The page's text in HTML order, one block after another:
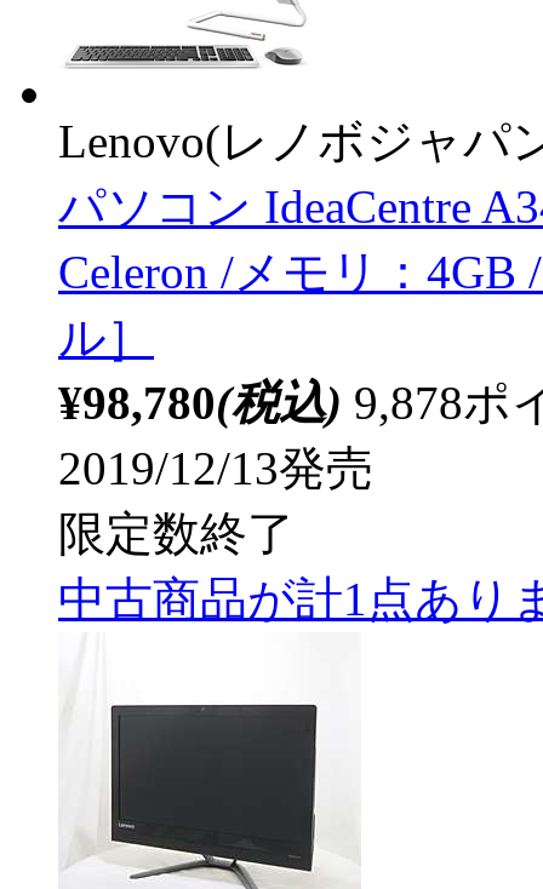
Lenovo(レノボジャパ
パソコン IdeaCentre
Celeron /メモリ：4GB
ル］
¥98,780(税込) 9,878ポ
2019/12/13発売
限定数終了
中古商品が計1点あり